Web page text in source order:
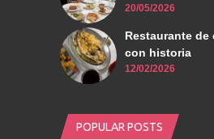
20/05/2026
Restaurante
con historia
12/02/2026
POPULAR POSTS